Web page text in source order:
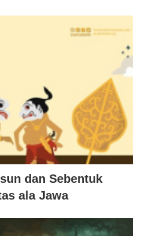
dan Sebentuk
ala Jawa